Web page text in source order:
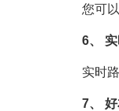
您可以在
6、 实
实时路
7、 好